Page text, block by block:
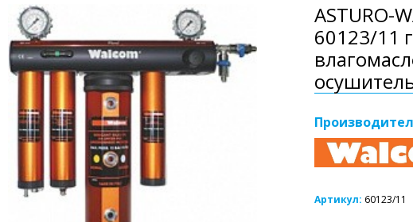
ASTURO-
60123/11
Артикул: 60123/11